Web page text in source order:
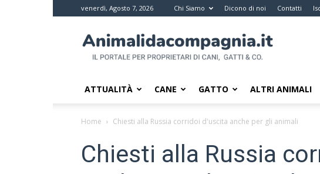
venerdì, Agosto 7, 2026 Chi Siamo Dicono di noi Contatti
da
compagnia
Il
i
proprietari
ATTUALITÀ CANE GATTO ALTRI ANIMALI
Home Chiesti alla Russia corridoi d'uscita anche per gli animali
Chiesti alla Russia